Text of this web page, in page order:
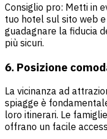
Consiglio pro: Metti in
tuo hotel sul sito web
guadagnare la fiducia
più sicuri.
6. Posizione
La vicinanza ad
spiagge è
loro itinerari. Le
offrano un facile